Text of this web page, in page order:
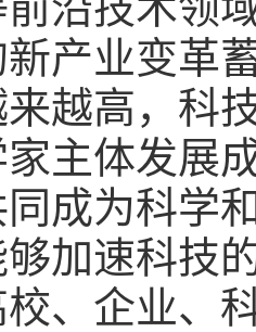
产业变革
越高，科
家主体发展
成为科学
够加速科技
校、企业、